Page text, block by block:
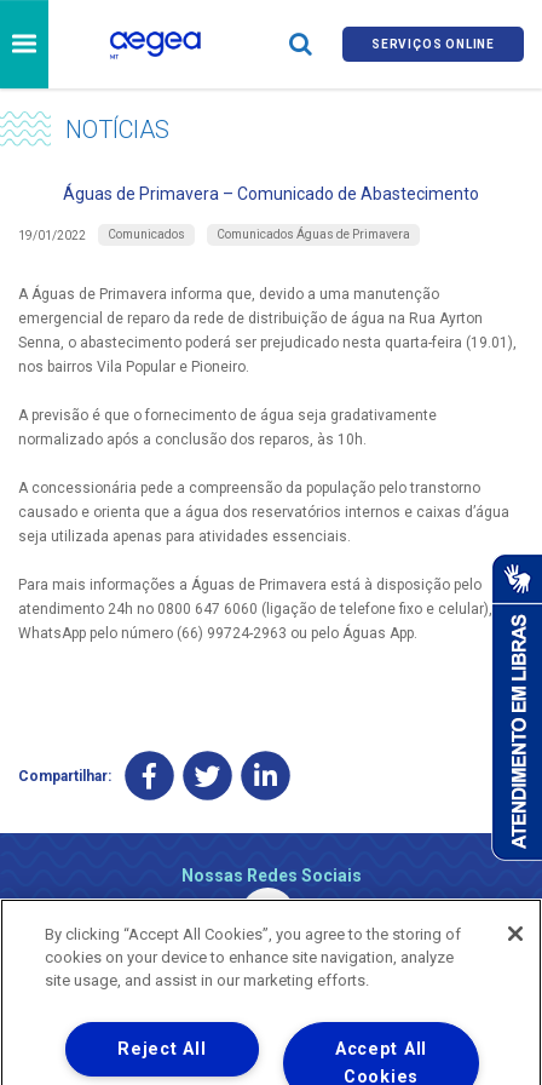
SERVIÇOS ONLINE
NOTÍCIAS
Águas de Primavera – Comunicado de Abastecimento
19/01/2022 Comunicados Comunicados Águas de Primavera
A Águas de Primavera informa que, devido a uma manutenção
emergencial de reparo da rede de distribuição de água na Rua Ayrton
Senna, o abastecimento poderá ser prejudicado nesta quarta-feira (19.01),
nos bairros Vila Popular e Pioneiro.
A previsão é que o fornecimento de água seja gradativamente
normalizado após a conclusão dos reparos, às 10h.
A concessionária pede a compreensão da população pelo transtorno
causado e orienta que a água dos reservatórios internos e caixas d’água
seja utilizada apenas para atividades essenciais.
Para mais informações a Águas de Primavera está à disposição pelo
atendimento 24h no 0800 647 6060 (ligação de telefone fixo e celular), via
WhatsApp pelo número (66) 99724-2963 ou pelo Águas App.
Compartilhar:
Nossas Redes Sociais
Uma empresa
Copyright ® 2026 - Todos os Direitos Reservados.
By clicking “Accept All Cookies”, you agree to the storing of
cookies on your device to enhance site navigation, analyze
site usage, and assist in our marketing efforts.
Accept All
Cookies
Reject All